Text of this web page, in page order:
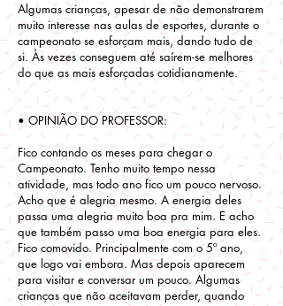
Algumas crianças, apesar de não demonstrarem
muito interesse nas aulas de esportes, durante o
campeonato se esforçam mais, dando tudo de
si. Às vezes conseguem até saírem-se melhores
do que as mais esforçadas cotidianamente.
• OPINIÃO DO PROFESSOR:
Fico contando os meses para chegar o
Campeonato. Tenho muito tempo nessa
atividade, mas todo ano fico um pouco nervoso.
Acho que é alegria mesmo. A energia deles
passa uma alegria muito boa pra mim. E acho
que também passo uma boa energia para eles.
Fico comovido. Principalmente com o 5º ano,
que logo vai embora. Mas depois aparecem
para visitar e conversar um pouco. Algumas
crianças que não aceitavam perder, quando